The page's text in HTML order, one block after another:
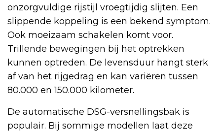
onzorgvuldige rijstijl vroegtijdig slijten. Een
slippende koppeling is een bekend symptom.
Ook moeizaam schakelen komt voor.
Trillende bewegingen bij het optrekken
kunnen optreden. De levensduur hangt sterk
af van het rijgedrag en kan variëren tussen
80.000 en 150.000 kilometer.
De automatische DSG-versnellingsbak is
populair. Bij sommige modellen laat deze